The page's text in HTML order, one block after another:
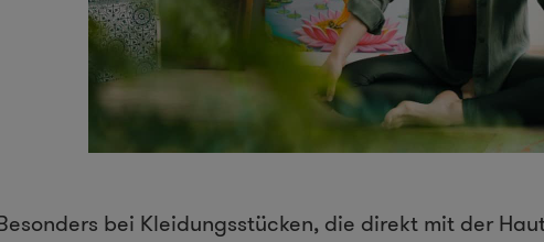
bei Kleidungsstücken, die direkt mit der